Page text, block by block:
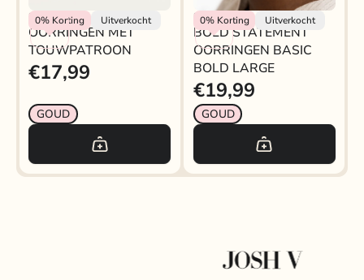
0% Korting Uitverkocht
My Jewellery
OORRINGEN MET
TOUWPATROON
€17,99
GOUD
0%Korting Uitverkocht
My Jewellery
BOLD STATEMENT
OORRINGEN BASIC
BOLD LARGE
€19,99
GOUD